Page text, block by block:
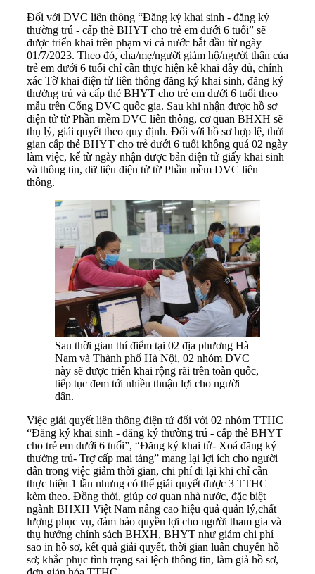
Đối với DVC liên thông “Đăng ký khai sinh - đăng ký
thường trú - cấp thẻ BHYT cho trẻ em dưới 6 tuổi” sẽ
được triển khai trên phạm vi cả nước bắt đầu từ ngày
01/7/2023. Theo đó, cha/mẹ/người giám hộ/người thân của
trẻ em dưới 6 tuổi chỉ cần thực hiện kê khai đầy đủ, chính
xác Tờ khai điện tử liên thông đăng ký khai sinh, đăng ký
thường trú và cấp thẻ BHYT cho trẻ em dưới 6 tuổi theo
mẫu trên Cổng DVC quốc gia. Sau khi nhận được hồ sơ
điện tử từ Phần mềm DVC liên thông, cơ quan BHXH sẽ
thụ lý, giải quyết theo quy định. Đối với hồ sơ hợp lệ, thời
gian cấp thẻ BHYT cho trẻ dưới 6 tuổi không quá 02 ngày
làm việc, kể từ ngày nhận được bản điện tử giấy khai sinh
và thông tin, dữ liệu điện tử từ Phần mềm DVC liên
thông.
Sau thời gian thí điểm tại 02 địa phương Hà
Nam và Thành phố Hà Nội, 02 nhóm DVC
này sẽ được triển khai rộng rãi trên toàn quốc,
tiếp tục đem tới nhiều thuận lợi cho người
dân.
Việc giải quyết liên thông điện tử đối với 02 nhóm TTHC
“Đăng ký khai sinh - đăng ký thường trú - cấp thẻ BHYT
cho trẻ em dưới 6 tuổi”, “Đăng ký khai tử- Xoá đăng ký
thường trú- Trợ cấp mai táng” mang lại lợi ích cho người
dân trong việc giảm thời gian, chi phí đi lại khi chỉ cần
thực hiện 1 lần nhưng có thể giải quyết được 3 TTHC
kèm theo. Đồng thời, giúp cơ quan nhà nước, đặc biệt
ngành BHXH Việt Nam nâng cao hiệu quả quản lý,chất
lượng phục vụ, đảm bảo quyền lợi cho người tham gia và
thụ hưởng chính sách BHXH, BHYT như giảm chi phí
sao in hồ sơ, kết quả giải quyết, thời gian luân chuyển hồ
sơ; khắc phục tình trạng sai lệch thông tin, làm giả hồ sơ,